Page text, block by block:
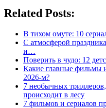
Related Posts:
В тихом омуте: 10
С атмосферой
и…
Поверить в чудо: 12
Какие главные фильмы
2026-м?
7 необычных
происходит в лесу
7 фильмов и сериалов